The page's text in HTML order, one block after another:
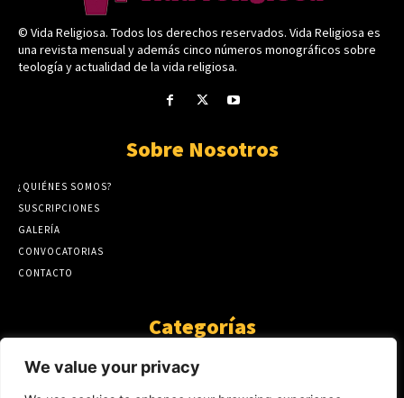
We value your privacy
© Vida Religiosa. Todos los derechos reservados. Vida Religiosa es
una revista mensual y además cinco números monográficos sobre
teología y actualidad de la vida religiosa.
Sobre Nosotros
¿QUIÉNES SOMOS?
SUSCRIPCIONES
GALERÍA
CONVOCATORIAS
CONTACTO
Categorías
ARTÍCULOS
GUANTE DE SEDA